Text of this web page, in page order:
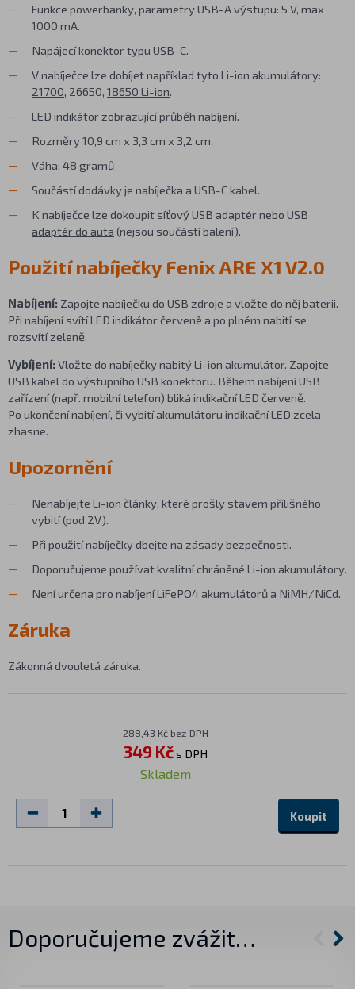
Funkce powerbanky, parametry USB-A výstupu: 5 V, max
1000 mA.
Napájecí konektor typu USB-C.
V nabíječce lze dobíjet například tyto Li-ion akumulátory:
21700, 26650, 18650 Li-ion.
LED indikátor zobrazující průběh nabíjení.
Rozměry 10,9 cm x 3,3 cm x 3,2 cm.
Váha: 48 gramů
Součástí dodávky je nabíječka a USB-C kabel.
K nabíječce lze dokoupit síťový USB adaptérnebo USB
adaptér do auta (nejsou součástí balení).
Použití nabíječky Fenix ARE X1 V2.0
Nabíjení: Zapojte nabíječku do USB zdroje a vložte do něj baterii.
Při nabíjení svítí LED indikátor červeně a po plném nabití se
rozsvítí zeleně.
Vybíjení:Vložte do nabíječky nabitý Li-ion akumulátor. Zapojte
USB kabel do výstupního USB konektoru. Během nabíjení USB
zařízení (např. mobilní telefon) bliká indikační LED červeně.
Po ukončení nabíjení, či vybití akumulátoru indikační LED zcela
zhasne.
Upozornění
Nenabíjejte Li-ion články, které prošly stavem přílišného
vybití (pod 2V).
Při použití nabíječky dbejte na zásady bezpečnosti.
Doporučujeme používat kvalitní chráněné Li-ion akumulátory.
Není určena pro nabíjení LiFePO4 akumulátorů a NiMH/NiCd.
Záruka
Zákonná dvouletá záruka.
288,43 Kč bez DPH
349 Kčs DPH
Skladem
Koupit
Doporučujeme zvážit…